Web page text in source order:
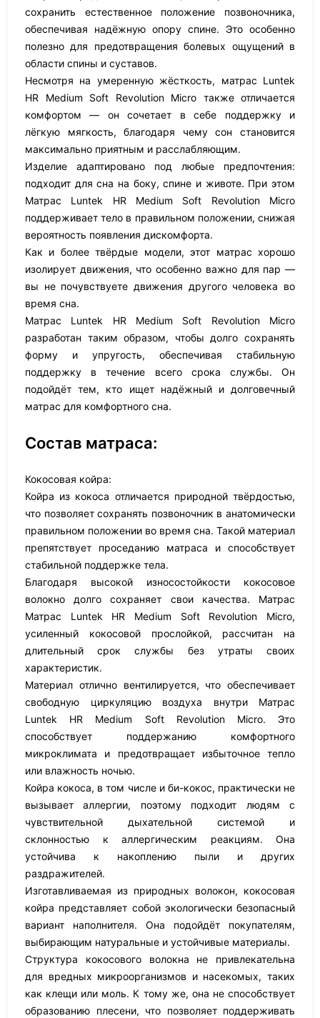
сохранить естественное положение позвоночника,
обеспечивая надёжную опору спине. Это особенно
полезно для предотвращения болевых ощущений в
области спины и суставов.
Несмотря на умеренную жёсткость, матрас Luntek
HR Medium Soft Revolution Micro также отличается
комфортом — он сочетает в себе поддержку и
лёгкую мягкость, благодаря чему сон становится
максимально приятным и расслабляющим.
Изделие адаптировано под любые предпочтения:
подходит для сна на боку, спине и животе. При этом
Матрас Luntek HR Medium Soft Revolution Micro
поддерживает тело в правильном положении, снижая
вероятность появления дискомфорта.
Как и более твёрдые модели, этот матрас хорошо
изолирует движения, что особенно важно для пар —
вы не почувствуете движения другого человека во
время сна.
Матрас Luntek HR Medium Soft Revolution Micro
разработан таким образом, чтобы долго сохранять
форму и упругость, обеспечивая стабильную
поддержку в течение всего срока службы. Он
подойдёт тем, кто ищет надёжный и долговечный
матрас для комфортного сна.
Состав матраса:
Кокосовая койра:
Койра из кокоса отличается природной твёрдостью,
что позволяет сохранять позвоночник в анатомически
правильном положении во время сна. Такой материал
препятствует проседанию матраса и способствует
стабильной поддержке тела.
Благодаря высокой износостойкости кокосовое
волокно долго сохраняет свои качества. Матрас
Матрас Luntek HR Medium Soft Revolution Micro,
усиленный кокосовой прослойкой, рассчитан на
длительный срок службы без утраты своих
характеристик.
Материал отлично вентилируется, что обеспечивает
свободную циркуляцию воздуха внутри Матрас
Luntek HR Medium Soft Revolution Micro. Это
способствует поддержанию комфортного
микроклимата и предотвращает избыточное тепло
или влажность ночью.
Койра кокоса, в том числе и би-кокос, практически не
вызывает аллергии, поэтому подходит людям с
чувствительной дыхательной системой и
склонностью к аллергическим реакциям. Она
устойчива к накоплению пыли и других
раздражителей.
Изготавливаемая из природных волокон, кокосовая
койра представляет собой экологически безопасный
вариант наполнителя. Она подойдёт покупателям,
выбирающим натуральные и устойчивые материалы.
Структура кокосового волокна не привлекательна
для вредных микроорганизмов и насекомых, таких
как клещи или моль. К тому же, она не способствует
образованию плесени, что позволяет поддерживать